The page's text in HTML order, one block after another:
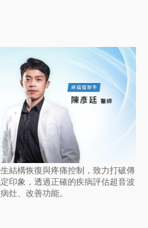
結構恢復與疼痛控制，致力打破傳
印象，透過正確的疾病評估超音波
灶、改善功能。